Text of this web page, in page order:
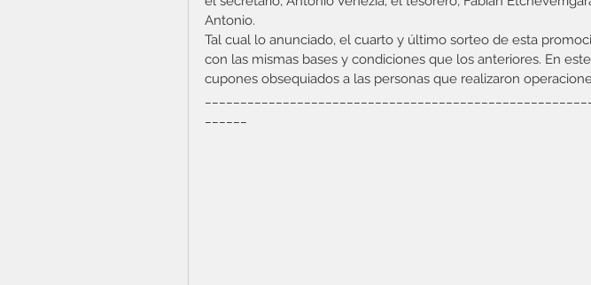
Antonio.
Tal cual lo anunciado, el cuarto y último sorteo de esta
con las mismas bases y condiciones que los anteriores. En
cupones obsequiados a las personas que realizaron